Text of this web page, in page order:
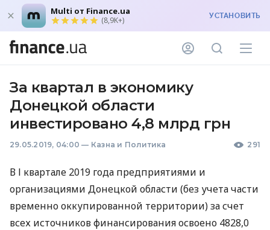
Multi от Finance.ua
(8,9K+) УСТАНОВИТЬ
За квартал в экономику
Донецкой области
инвестировано 4,8 млрд грн
29.05.2019, 04:00 — Казна и Политика 291
В І квартале 2019 года предприятиями и
организациями Донецкой области (без учета части
временно оккупированной территории) за счет
всех источников финансирования освоено 4828,0